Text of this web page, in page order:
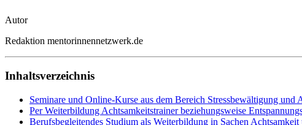
Autor
Redaktion mentorinnennetzwerk.de
Inhaltsverzeichnis
Seminare und Online-Kurse aus dem Bereich Stressbewältigung und
Per Weiterbildung Achtsamkeitstrainer beziehungsweise
Berufsbegleitendes Studium als Weiterbildung in Sachen